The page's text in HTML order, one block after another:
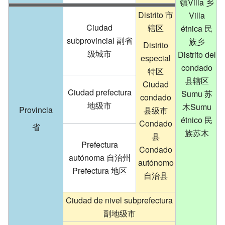
镇Villa 乡
Villa
étnica 民
族乡
Distrito del
condado
县辖区
Sumu 苏
木Sumu
étnico 民
族苏木
Provincia
省
Ciudad
subprovincial 副省
级城市
Distrito市
辖区
Distrito
especial
特区
Ciudad
condado
县级市
Condado
县
Condado
autónomo
自治县
Ciudad prefectura
地级市
Prefectura
autónoma 自治州
Prefectura地区
Ciudad de nivel subprefectura
副地级市